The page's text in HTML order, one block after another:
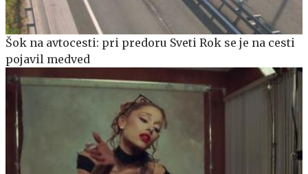
Šok na avtocesti: pri predoru Sveti Rok se je na cesti
pojavil medved